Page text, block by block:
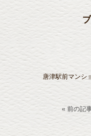
唐津駅前マンシ
« 前の記